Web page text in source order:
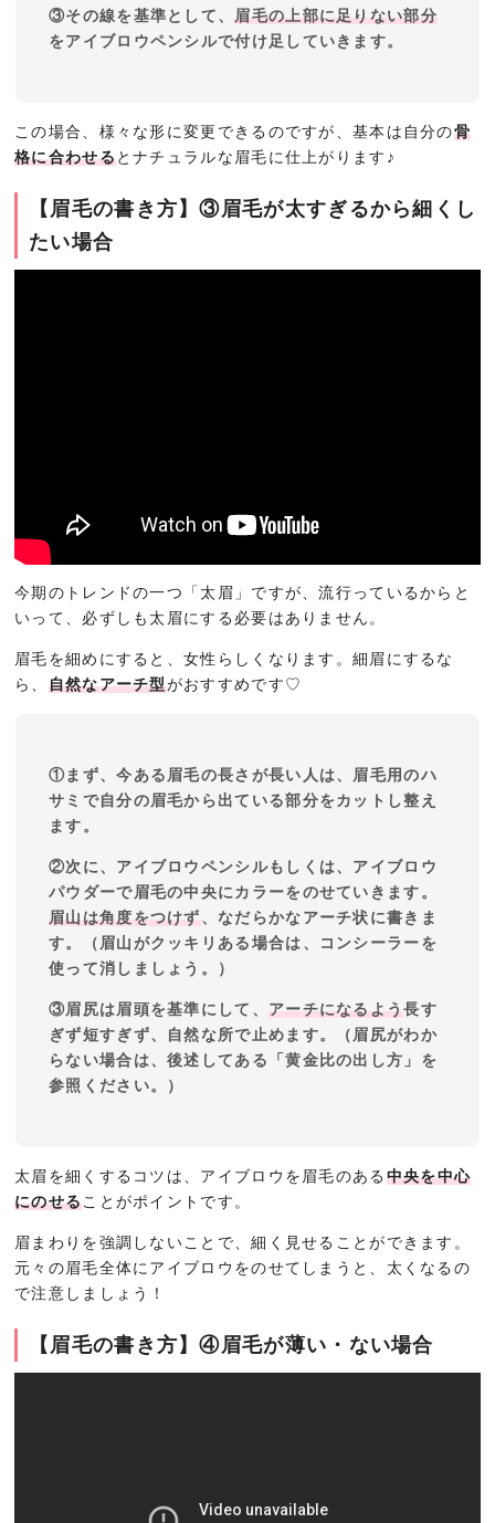
③その線を基準として、 眉毛の上部に足りない部分
をアイブロウペンシルで付け足していきます。
この場合、様々な形に変更できるのですが、基本は自分の骨
格に合わせるとナチュラルな眉毛に仕上がります♪
【眉毛の書き方】③眉毛が太すぎるから細くし
たい場合
今期のトレンドの一つ「太眉」ですが、流行っているからと
いって、必ずしも太眉にする必要はありません。
眉毛を細めにすると、女性らしくなります。細眉にするな
ら、 自然なアーチ型がおすすめです♡
①まず、今ある眉毛の長さが長い人は、眉毛用のハ
サミで自分の眉毛から出ている部分をカットし整え
ます。
②次に、アイブロウペンシルもしくは、アイブロウ
パウダーで眉毛の中央にカラーをのせていきます。
眉山は角度をつけず、なだらかなアーチ状に書きま
す。（眉山がクッキリある場合は、コンシーラーを
使って消しましょう。）
③眉尻は眉頭を基準にして、 アーチになるよう長す
ぎず短すぎず、自然な所で止めます。（眉尻がわか
らない場合は、後述してある「黄金比の出し方」を
参照ください。）
太眉を細くするコツは、アイブロウを眉毛のある 中央を中心
にのせることがポイントです。
眉まわりを強調しないことで、細く見せることができます。
元々の眉毛全体にアイブロウをのせてしまうと、太くなるの
で注意しましょう！
【眉毛の書き方】④眉毛が薄い・ない場合